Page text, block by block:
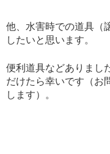
他、水害時での道具（
したいと思います。
便利道具などありまし
だけたら幸いです（お
します）。